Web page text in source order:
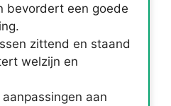
bevordert een goede
zittend en staand
welzijn en
aan